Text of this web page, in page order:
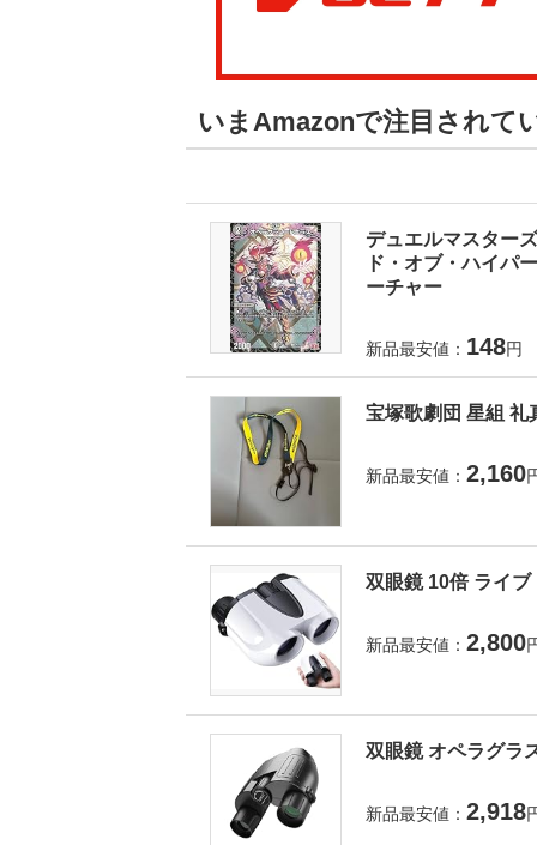
いまAmazonで注目されて
デュエルマスター
ド・オブ・ハイパ
ーチャー
新品最安値： 148円
宝塚歌劇団 星組 礼
新品最安値： 2,160
双眼鏡 10倍 ライ
新品最安値： 2,800
双眼鏡 オペラグラ
新品最安値： 2,918